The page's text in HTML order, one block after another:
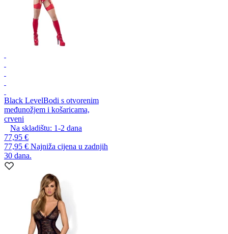
Black LevelBodi s otvorenim
međunožjem i košaricama,
crveni
Na skladištu: 1-2 dana
77,95 €
77,95 € Najniža cijena u zadnjih
30 dana.